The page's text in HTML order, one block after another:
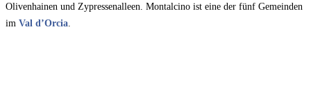
Olivenhainen und Zypressenalleen. Montalcino ist eine der fünf Gemeinden
im Val d’Orcia